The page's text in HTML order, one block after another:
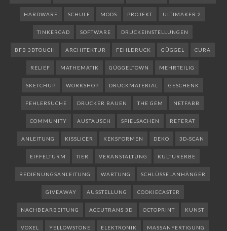
HARDWARE SCHULE MODS PROJEKT ULTIMAKER 2
TINKERCAD SOFTWARE DRUCKEINSTELLUNGEN
BFB 3DTOUCH ARCHITEKTUR FEHLDRUCK GÜGGEL CURA
RELIEF MATHEMATIK GÜGGELTOWN MEHRTEILIG
SKETCHUP WORKSHOP DRUCKMATERIAL GESCHENK
FEHLERSUCHE DRUCKER BAUEN THE GEM NETFABB
COMMUNITY AUSTAUSCH SPIELSACHEN REFERAT
ANLEITUNG KISSLICER KEKSFORMEN DEKO 3D-SCAN
EIFFELTURM TIER VERANSTALTUNG KULTURERBE
BEDIENUNGSANLEITUNG WARTUNG SCHLÜSSELANHÄNGER
GIVEAWAY AUSSTELLUNG COOKIECASTER
NACHBEARBEITUNG ACCUTRANS 3D OCTOPRINT KUNST
VOXEL YELLOWSTONE ELEKTRONIK MASSANFERTIGUNG